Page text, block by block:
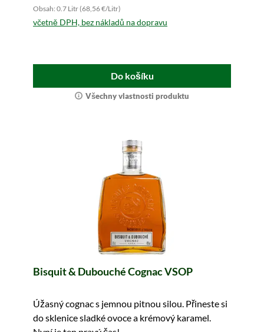
Obsah: 0.7 Litr (68,56 €/Litr)
včetně DPH, bez nákladů na dopravu
Do košíku
Všechny vlastnosti produktu
Bisquit & Dubouché Cognac VSOP
Úžasný cognac s jemnou pitnou silou. Přineste si
do sklenice sladké ovoce a krémový karamel.